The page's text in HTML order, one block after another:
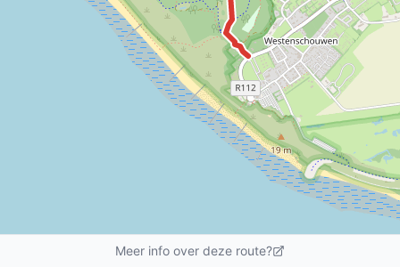
Meer info over deze route?